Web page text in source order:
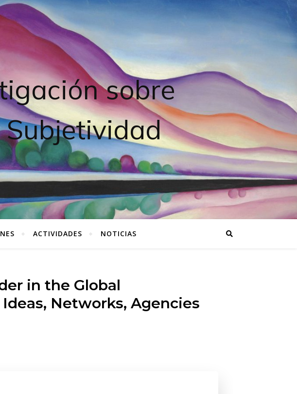
sobre
Subjetividad
ACTIVIDADES NOTICIAS
in the Global
Networks, Agencies